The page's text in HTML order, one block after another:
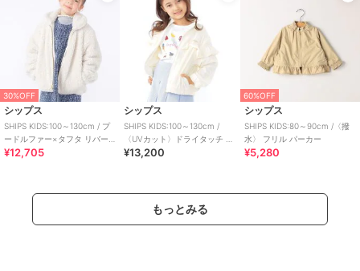
30%OFF
シップス
SHIPS KIDS:100～130cm / プ
ードルファー×タフタ リバー
シブル ジャケット
¥12,705
シップス
SHIPS KIDS:100～130cm /
〈UVカット〉ドライタッチ フ
リル ライト ブルゾン
¥13,200
60%OFF
シップス
SHIPS KIDS:80～90cm /〈撥
水〉 フリル パーカー
¥5,280
もっとみる